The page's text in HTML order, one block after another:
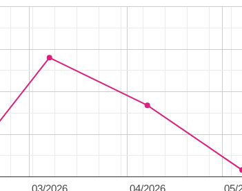
03/2026 04/2026 05/